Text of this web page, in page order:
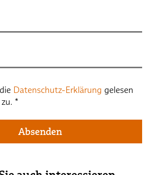
Datenschutz-Erklärung gelesen
*
Absenden